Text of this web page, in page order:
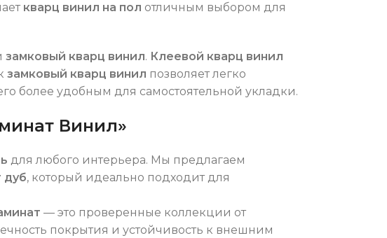
кварц винил на пол отличным выбором для
замковый кварц винил. Клеевой кварц винил
замковый кварц винил позволяет легко
более удобным для самостоятельной укладки.
Винил»
для любого интерьера. Мы предлагаем
дуб, который идеально подходит для
— это проверенные коллекции от
покрытия и устойчивость к внешним